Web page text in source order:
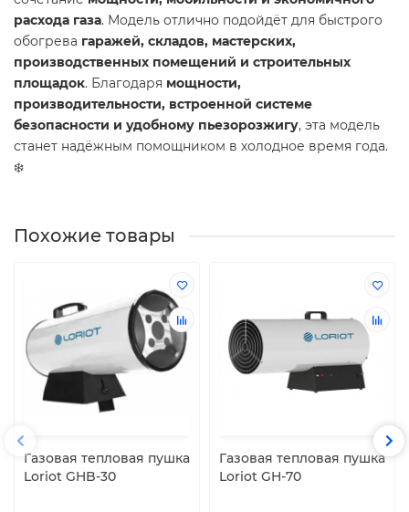
расхода газа. Модель отлично подойдёт для быстрого
обогрева гаражей, складов, мастерских,
производственных помещений и строительных
площадок. Благодаря мощности,
производительности, встроенной системе
безопасности и удобному пьезорозжигу, эта модель
станет надёжным помощником в холодное время года.
❄️
Похожие товары
Газовая тепловая пушка
Loriot GHB-30
Газовая тепловая пушка
Loriot GH-70